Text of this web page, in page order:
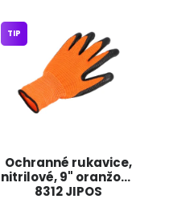
Ochranné rukavice,
nitrilové, 9" oranžové
8312 JIPOS
TIP